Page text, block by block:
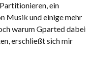
ein
Musik und einige mehr
warum Gparted dabei
erschließt sich mir